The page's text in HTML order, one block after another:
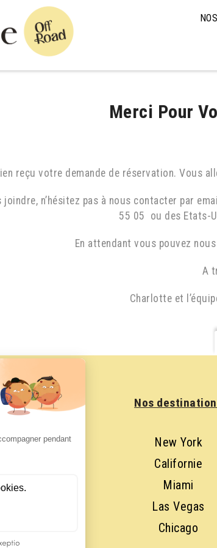
Merci Pour
reçu votre demande de réservation. Vous
joindre, n’hésitez pas à nous contacter par
55 05 ou des Etats-
En attendant vous pouvez
A
Charlotte et
avec
guidées en
au cœur
Nos
New York
Californie
Miami
Las Vegas
Chicago